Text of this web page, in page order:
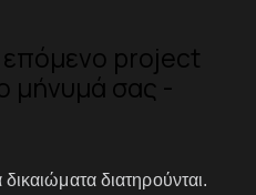
επόμενο project
μήνυμά σας -
διατηρούνται.